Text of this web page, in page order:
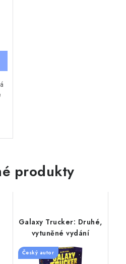
produkty
Galaxy Trucker: Druhé,
vytuněné vydání
Český autor